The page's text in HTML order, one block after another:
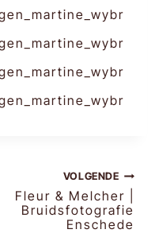
VOLGENDE
Fleur & Melcher |
Bruidsfotografie
Enschede